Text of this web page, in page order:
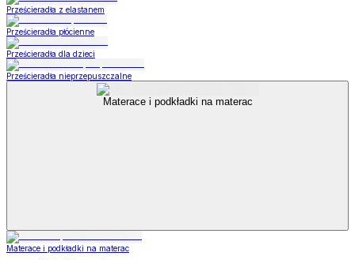
Prześcieradła z elastanem
Prześcieradła płócienne
Prześcieradła dla dzieci
Prześcieradła nieprzepuszczalne
Materace i podkładki na materac
Materace i podkładki na materac